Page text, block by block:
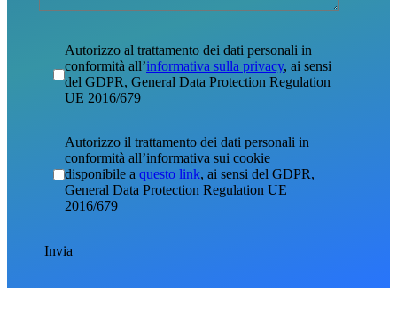
Autorizzo al trattamento dei dati personali in
conformità all’informativa sulla privacy, ai sensi
del GDPR, General Data Protection Regulation
UE 2016/679
Autorizzo il trattamento dei dati personali in
conformità all’informativa sui cookie
disponibile a questo link, ai sensi del GDPR,
General Data Protection Regulation UE
2016/679